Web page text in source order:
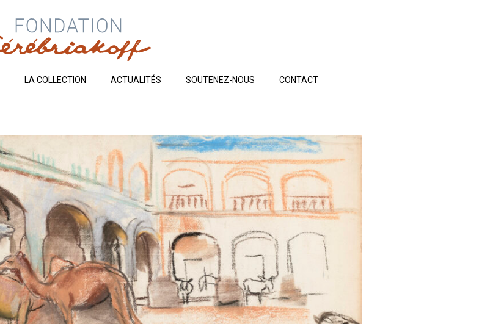
LA COLLECTION ACTUALITÉS SOUTENEZ-NOUS CONTACT